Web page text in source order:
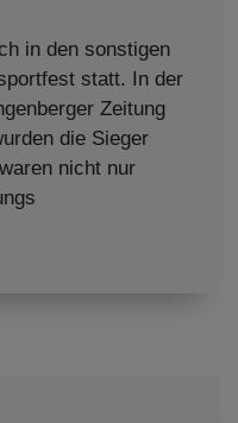
in den sonstigen
statt. In der
Zeitung
die Sieger
nicht nur